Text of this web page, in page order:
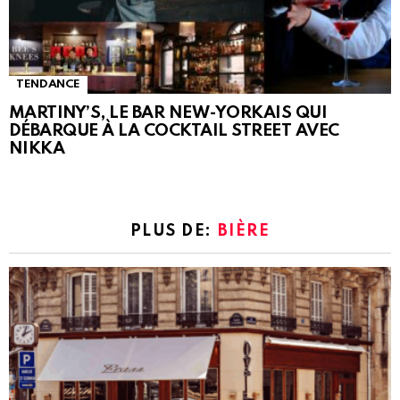
TENDANCE
MARTINY’S, LE BAR NEW-YORKAIS QUI
DÉBARQUE À LA COCKTAIL STREET AVEC
NIKKA
PLUS DE: BIÈRE